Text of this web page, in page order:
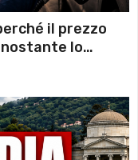
il prezzo
lo